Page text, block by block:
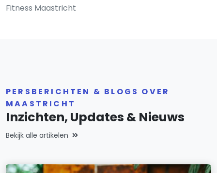
Fitness Maastricht
PERSBERICHTEN & BLOGS OVER
MAASTRICHT
Inzichten, Updates & Nieuws
Bekijk alle artikelen